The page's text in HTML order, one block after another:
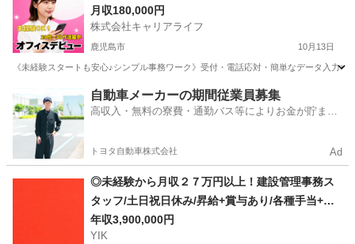
月収180,000円
株式会社キャリアライフ
鹿児島市 10月13日
《未経験スタートも安心♪シンプル事務ワーク》受付・電話応対・簡単なデータ入力
鹿児島市 一般事務 未経験
自動車メーカーの期間従業員募集
高収入・無料の寮費・通勤バス等によりお金が貯まり
トヨタ自動車株式会社 Ad
◎未経験から月収２７万円以上！建設管理事務ス
タッフ/土日祝日休み/昇給+賞与あり/各種手当+寮
完備 【鹿児島県鹿児島市/鹿児島鹿屋市】
年収3,900,000円
YIK